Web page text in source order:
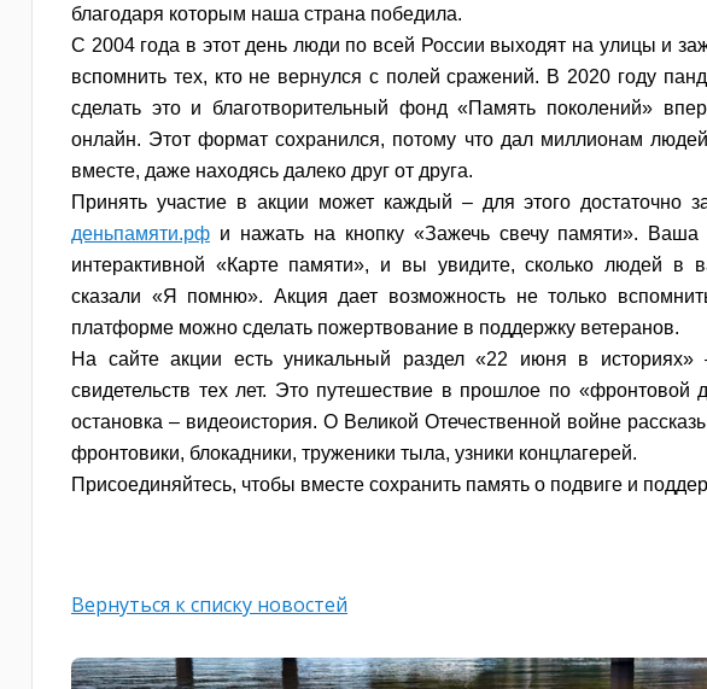
благодаря которым наша страна победила.
С 2004 года в этот день люди по всей России выходят на улицы и
вспомнить тех, кто не вернулся с полей сражений. В 2020 году
сделать это и благотворительный фонд «Память поколений»
онлайн. Этот формат сохранился, потому что дал миллионам
вместе, даже находясь далеко друг от друга.
Принять участие в акции может каждый – для этого достаточно
деньпамяти.рф и нажать на кнопку «Зажечь свечу памяти». Ваша
интерактивной «Карте памяти», и вы увидите, сколько людей в
сказали «Я помню». Акция дает возможность не только
платформе можно сделать пожертвование в поддержку ветеранов.
На сайте акции есть уникальный раздел «22 июня в
свидетельств тех лет. Это путешествие в прошлое по «фронтовой
остановка – видеоистория. О Великой Отечественной войне
фронтовики, блокадники, труженики тыла, узники концлагерей.
Присоединяйтесь, чтобы вместе сохранить память о подвиге и
Вернуться к списку новостей